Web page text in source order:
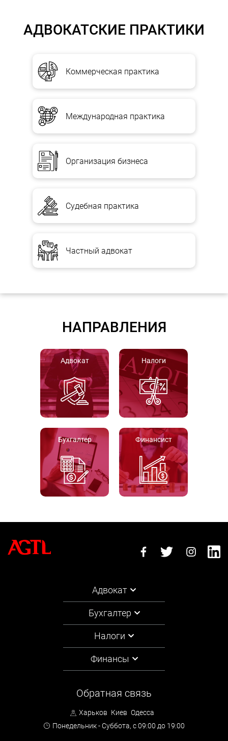
АДВОКАТСКИЕ ПРАКТИКИ
Коммерческая практика
Международная практика
Организация бизнеса
Судебная практика
Частный адвокат
НАПРАВЛЕНИЯ
Адвокат Налоги
Бухгалтер Финансист
Адвокат
Бухгалтер
Налоги
Финансы
Обратная связь
Харьков Киев Одесса
Понедельник - Суббота, с 09:00 до 19:00